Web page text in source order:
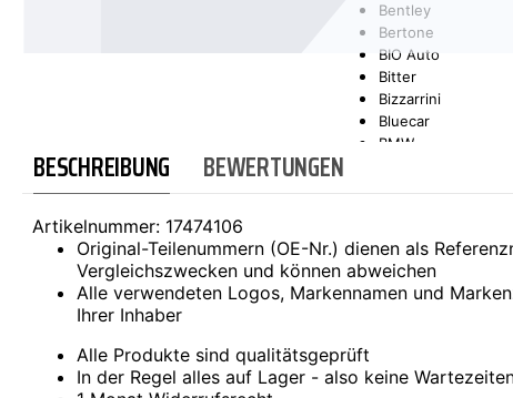
SONAX
Bentley
Bertone
BIO Auto
Bitter
Bizzarrini
Bluecar
BMW
Bugatti
Buick
Cadillac
Caterham
BESCHREIBUNG BEWERTUNGEN
Artikelnummer: 17474106
Original-Teilenummern (OE-Nr.) dienen als
Vergleichszwecken und können abweichen
Alle verwendeten Logos, Markennamen und
Ihrer Inhaber
Alle Produkte sind qualitätsgeprüft
In der Regel alles auf Lager - also keine